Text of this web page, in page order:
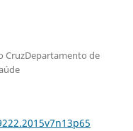
CruzDepartamento de